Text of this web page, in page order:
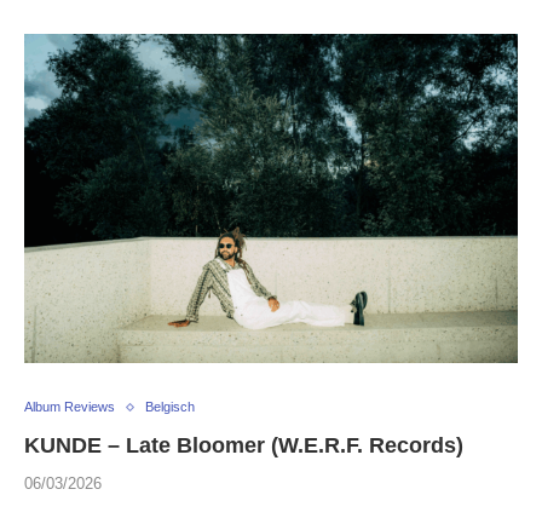
Album Reviews Belgisch
KUNDE – Late Bloomer (W.E.R.F. Records)
06/03/2026